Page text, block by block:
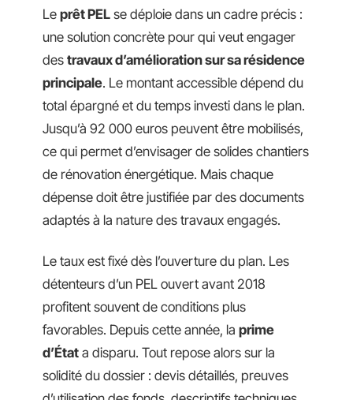
Le prêt PEL se déploie dans un cadre précis :
une solution concrète pour qui veut engager
des travaux d’amélioration sur sa résidence
principale. Le montant accessible dépend du
total épargné et du temps investi dans le plan.
Jusqu’à 92 000 euros peuvent être mobilisés,
ce qui permet d’envisager de solides chantiers
de rénovation énergétique. Mais chaque
dépense doit être justifiée par des documents
adaptés à la nature des travaux engagés.
Le taux est fixé dès l’ouverture du plan. Les
détenteurs d’un PEL ouvert avant 2018
profitent souvent de conditions plus
favorables. Depuis cette année, la prime
d’État a disparu. Tout repose alors sur la
solidité du dossier : devis détaillés, preuves